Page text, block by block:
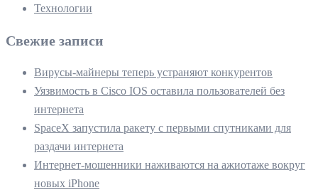
Технологии
Свежие записи
Вирусы-майнеры теперь устраняют конкурентов
Уязвимость в Cisco IOS оставила пользователей без
интернета
SpaceX запустила ракету с первыми спутниками для
раздачи интернета
Интернет-мошенники наживаются на ажиотаже вокруг
новых iPhone